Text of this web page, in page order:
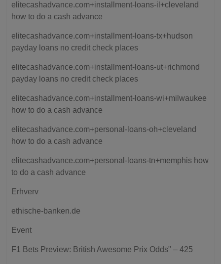
elitecashadvance.com+installment-loans-il+cleveland
how to do a cash advance
elitecashadvance.com+installment-loans-tx+hudson
payday loans no credit check places
elitecashadvance.com+installment-loans-ut+richmond
payday loans no credit check places
elitecashadvance.com+installment-loans-wi+milwaukee
how to do a cash advance
elitecashadvance.com+personal-loans-oh+cleveland
how to do a cash advance
elitecashadvance.com+personal-loans-tn+memphis how
to do a cash advance
Erhverv
ethische-banken.de
Event
F1 Bets Preview: British Awesome Prix Odds" – 425